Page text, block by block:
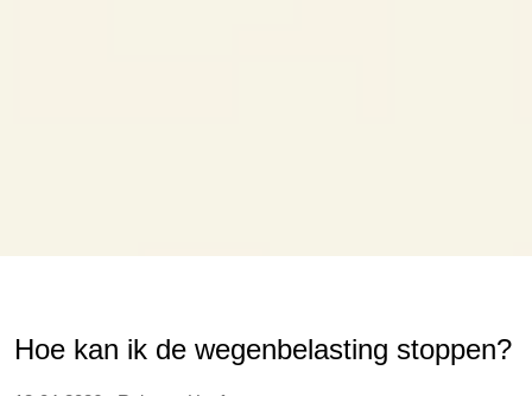
Hoe kan ik de wegenbelasting stoppen?